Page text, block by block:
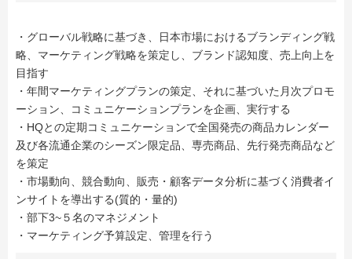
・グローバル戦略に基づき、日本市場におけるブランディング戦
略、マーケティング戦略を策定し、ブランド認知度、売上向上を
目指す
・年間マーケティングプランの策定、それに基づいた月次プロモ
ーション、コミュニケーションプランを企画、実行する
・HQとの定期コミュニケーションで全国発売の商品カレンダー
及び各流通企業のシーズン限定品、専売商品、先行発売商品など
を策定
・市場動向、競合動向、販売・顧客データ分析に基づく消費者イ
ンサイトを導出する(質的・量的)
・部下3~５名のマネジメント
・マーケティング予算設定、管理を行う